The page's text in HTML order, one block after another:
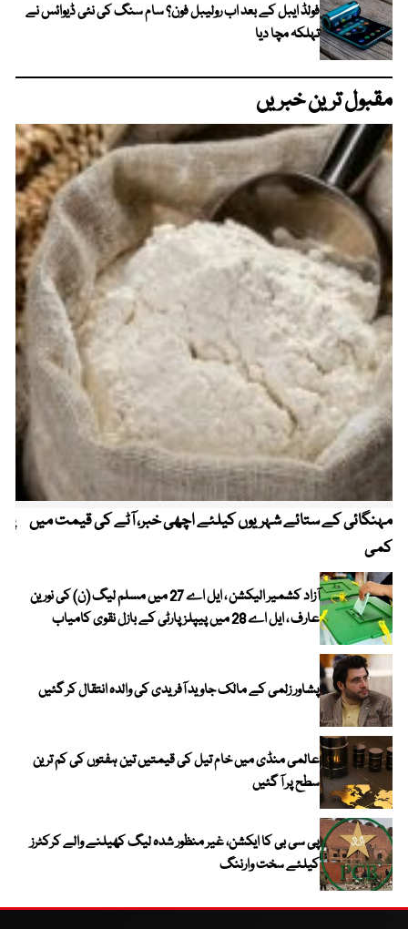
فولڈ ایبل کے بعد اب رولیبل فون؟ سام سنگ کی نئی ڈیوائس نے
تہلکہ مچا دیا
مقبول ترین خبریں
مہنگائی کے ستائے شہریوں کیلئے اچھی خبر، آٹے کی قیمت میں
کمی
آزاد کشمیر الیکشن ، ایل اے 27 میں مسلم لیگ (ن) کی نورین
عارف ، ایل اے 28 میں پیپلز پارٹی کے بازل نقوی کامیاب
پشاور زلمی کے مالک جاوید آفریدی کی والدہ انتقال کر گئیں
عالمی منڈی میں خام تیل کی قیمتیں تین ہفتوں کی کم ترین
سطح پر آ گئیں
پی سی بی کا ایکشن، غیر منظور شدہ لیگ کھیلنے والے کرکٹرز
کیلئے سخت وارننگ